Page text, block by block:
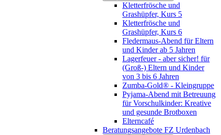
Kletterfrösche und
Grashüpfer, Kurs 5
Kletterfrösche und
Grashüpfer, Kurs 6
Fledermaus-Abend für Eltern
und Kinder ab 5 Jahren
Lagerfeuer - aber sicher! für
(Groß-) Eltern und Kinder
von 3 bis 6 Jahren
Zumba-Gold® - Kleingruppe
Pyjama-Abend mit Betreuung
für Vorschulkinder: Kreative
und gesunde Brotboxen
Elterncafé
Beratungsangebote FZ Urdenbach